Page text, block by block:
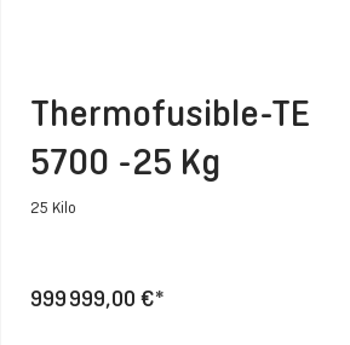
Thermofusible-TE
5700 -25 Kg
25 Kilo
999 999,00 €*